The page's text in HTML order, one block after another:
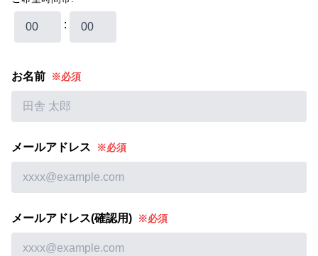
:
お名前 ※必須
メールアドレス ※必須
メールアドレス(確認用) ※必須